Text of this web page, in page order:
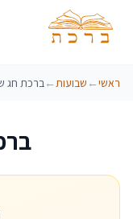
ראשי← שבועות←ברכת חג